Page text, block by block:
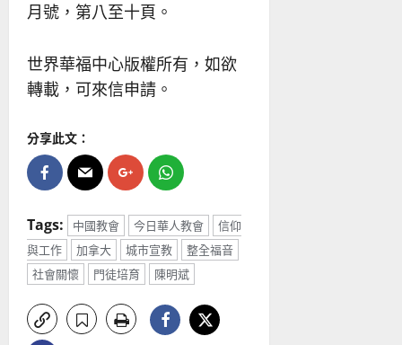
月號，第八至十頁。
世界華福中心版權所有，如欲
轉載，可來信申請。
分享此文：
Tags: 中國教會 今日華人教會
信仰
與工作
加拿大 城市宣教
整全福音
社會關懷
門徒培育 陳明斌